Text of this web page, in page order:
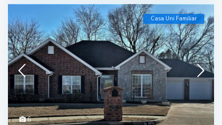
6
Casa Uni Familiar